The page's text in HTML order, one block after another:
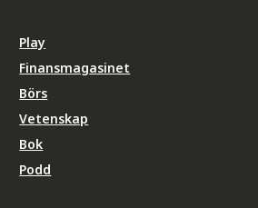
Play
Finansmagasinet
Börs
Vetenskap
Bok
Podd